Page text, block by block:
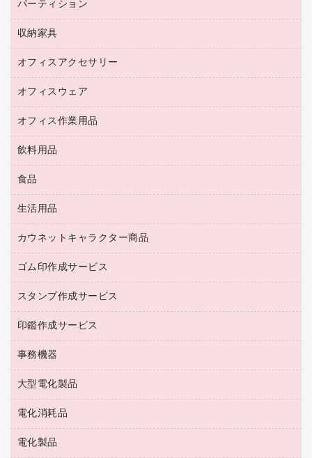
インクジェットプリンタ用紙
ネットワーク／ＬＡＮアクセサリー
セキュリティ用品
スマートフォン／モバイル周辺機器
ＵＳＢハブ／ＵＳＢアクセサリー
ＯＡフィルター
ＯＡクリーナー／エアダスター
ＨＤＤ／ＳＳＤ
ディスプレイモニター
デジタルカメラ
スキャナー
コピー機
インクジェットプリンタ／複合機
メディア収納用品
オフィスチェア
ミーティングテーブル
デスク
カウンター
パーティション
ホワイトボード・黒板
収納家具
保管庫・書庫
ロッカー・下駄箱
その他収納
オフィスアクセサリー
オフィスアクセサリー
オフィスウェア
医療・介護・ワーキングウェア
ブラウス・シャツ
アウター
オフィス作業用品
養生用品
防災用備蓄食品・飲料
台車・脚立
倉庫収納用品
作業用雑貨
梱包用品
梱包用テープ
工場用品
園芸用品
ペット用品
飲料用品
緑茶飲料
茶葉・インスタント
紅茶・バラエティ飲料
レギュラーコーヒー
ミルク・シュガー
ソフトドリンク
コーヒーメーカー・備品
インスタントコーヒー
お茶備品
食品
食品
生活用品
浴室用品
台所用洗剤
掃除用品
掃除用洗剤
洗濯用品
消臭・芳香剤
殺虫剤
飲食用消耗品
飲食雑貨用品
カウネットキャラクター商品
カウネットキャラクター商品
ゴム印作成サービス
ゴム印作成サービス
ゴム印（一行印）作成サービス
ゴム印（フリーサイズ印）作成サービス
スタンプ作成サービス
シヤチハタスタンプ作成サービス
カウネットスタンプ作成サービス
印鑑作成サービス
印鑑作成サービス
事務機器
大型シュレッダー（共配）
レーザーポインター
ラミネートフィルム
ラミネータ
大型電化製品
冷蔵庫・キッチン・調理家電
テレビ・ＡＶ機器
電化消耗品
電球・蛍光灯
電化製品